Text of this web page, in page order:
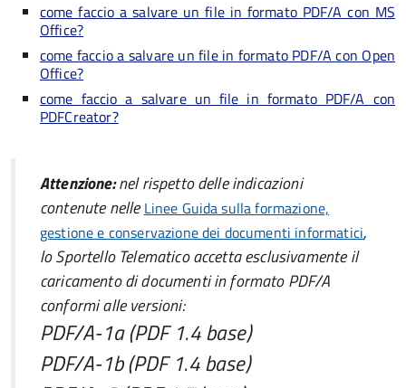
come faccio a salvare un file in formato PDF/A con MS
Office?
come faccio a salvare un file in formato PDF/A con Open
Office?
come faccio a salvare un file in formato PDF/A con
PDFCreator?
Attenzione:nel rispetto delle indicazioni
contenute nelle Linee Guida sulla formazione,
gestione e conservazione dei documenti informatici,
lo Sportello Telematico accetta esclusivamente il
caricamento di documenti in formato PDF/A
conformi alle versioni:
PDF/A-1a (PDF 1.4 base)
PDF/A-1b (PDF 1.4 base)